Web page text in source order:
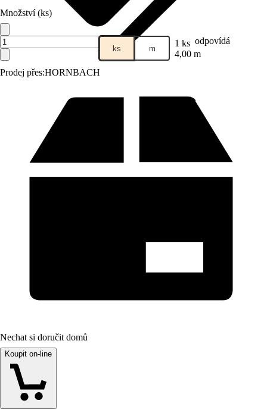
Prodej přes:HORNBACH
Množství (ks)
ks m 1 ks odpovídá
4,00 m
Nechat si doručit domů
Koupit on-line